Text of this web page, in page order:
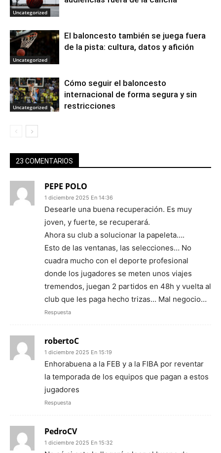
Uncategorized
Uncategorized
El baloncesto también se juega fuera
de la pista: cultura, datos y afición
Uncategorized
Cómo seguir el baloncesto
internacional de forma segura y sin
restricciones
23 COMENTARIOS
PEPE POLO
1 diciembre 2025 En 14:36
Desearle una buena recuperación. Es muy
joven, y fuerte, se recuperará.
Ahora su club a solucionar la papeleta….
Esto de las ventanas, las selecciones… No
cuadra mucho con el deporte profesional
donde los jugadores se meten unos viajes
tremendos, juegan 2 partidos en 48h y vuelta al
club que les paga hecho trizas… Mal negocio…
Respuesta
robertoC
1 diciembre 2025 En 15:19
Enhorabuena a la FEB y a la FIBA por reventar
la temporada de los equipos que pagan a estos
jugadores
Respuesta
PedroCV
1 diciembre 2025 En 15:32